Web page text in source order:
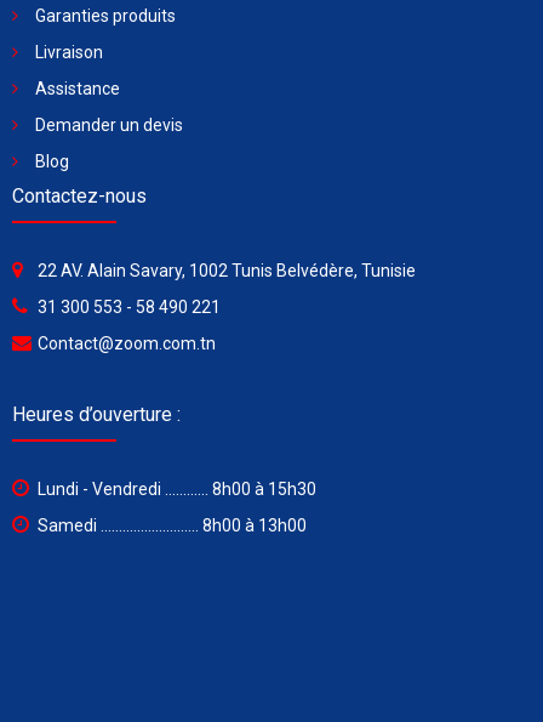
Garanties produits
Livraison
Assistance
Demander un devis
Blog
Contactez-nous
22 AV. Alain Savary, 1002 Tunis Belvédère, Tunisie
31 300 553 - 58 490 221
Contact@zoom.com.tn
Heures d’ouverture :
Lundi - Vendredi ............ 8h00 à 15h30
Samedi ........................... 8h00 à 13h00